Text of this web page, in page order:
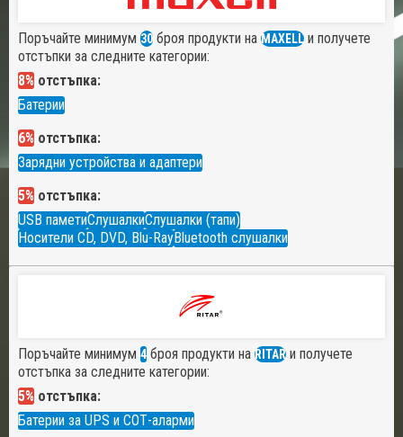
Поръчайте минимум 30 броя продукти на MAXELL и получете
отстъпки за следните категории:
8% отстъпка:
Батерии
6% отстъпка:
Зарядни устройства и адаптери
5% отстъпка:
USB паметиСлушалкиСлушалки (тапи)
Носители CD, DVD, Blu-RayBluetooth слушалки
Поръчайте минимум 4 броя продукти на RITAR и получете
отстъпка за следните категории:
5% отстъпка:
Батерии за UPS и СОТ-аларми